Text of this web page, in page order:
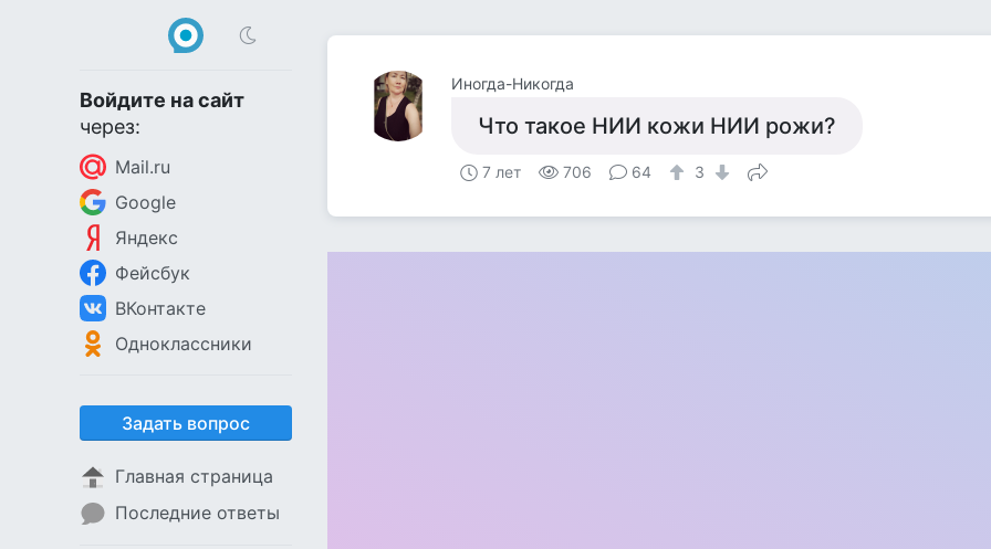
Войдите на сайт
через:
Mail.ru
Google
Яндекс
Фейсбук
ВКонтакте
Одноклассники
Задать вопрос
Главная страница
Последние ответы
Иногда-Никогда
Что такое НИИ кожи НИИ рожи?
7 лет 706 64 3